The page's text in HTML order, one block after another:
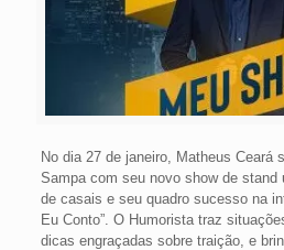
No dia 27 de janeiro, Matheus Ceará
Sampa com seu novo show de stand
de casais e seu quadro sucesso na
Eu Conto”. O Humorista traz
dicas engraçadas sobre traição, e